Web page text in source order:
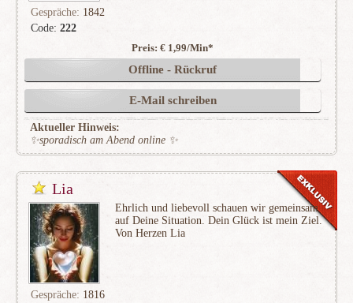
Code: 222
Gespräche: 1842
(193)
Preis: € 1,99/Min*
Offline - Rückruf
E-Mail schreiben
Aktueller Hinweis:
✨sporadisch am Abend online ✨
Lia
Ehrlich und liebevoll schauen wir gemeinsam
auf Deine Situation. Dein Glück ist mein Ziel.
Von Herzen Lia
Gespräche: 1816